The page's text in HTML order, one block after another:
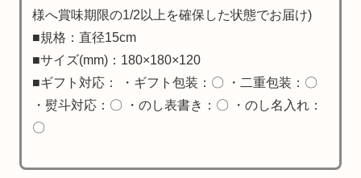
様へ賞味期限の1/2以上を確保した状態でお届け)
■規格：直径15cm
■サイズ(mm)：180×180×120
■ギフト対応： ・ギフト包装：〇 ・二重包装：〇
・熨斗対応：〇 ・のし表書き：〇 ・のし名入れ：
〇